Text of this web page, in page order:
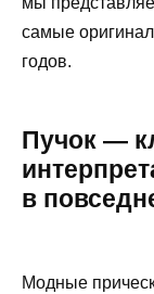
самые
годов.
Пучок —
в
Модные